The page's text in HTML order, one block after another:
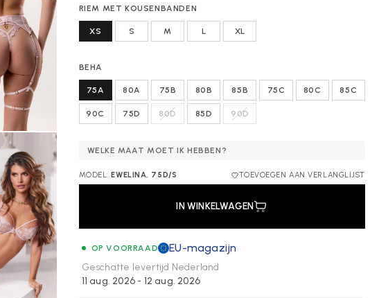
RIEM MET KOUSENBANDEN
XS S M L XL
BEHA
75A 80A 75B 80B 85B 75C 80C 85C
90C 75D 80D 85D 90D
WELKE MAAT MOET IK HEBBEN?
MODEL:EWELINA, 75D/S TOEVOEGEN AAN VERLANGLIJST
IN WINKELWAGEN
OP VOORRAAD EU-magazijn
Geschatte levertijd Nederland
11 aug. 2026 - 12 aug. 2026